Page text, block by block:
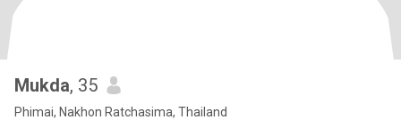
Mukda, 35
Phimai, Nakhon Ratchasima, Thailand